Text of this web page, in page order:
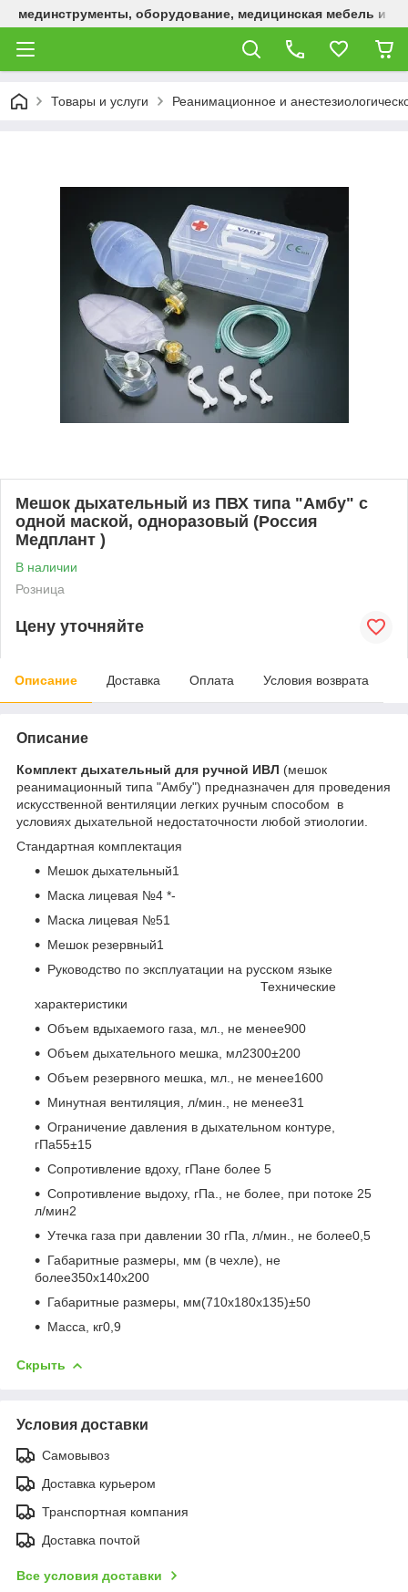
мединструменты, оборудование, медицинская мебель и
Товары и услуги Реанимационное и
Мешок дыхательный из ПВХ типа "Амбу" с
одной маской, одноразовый (Россия
Медплант )
В наличии
Розница
Цену уточняйте
Описание Доставка Оплата Условия возврата
Описание
Комплект дыхательный для ручной ИВЛ (мешок
реанимационный типа "Амбу") предназначен для проведения
искусственной вентиляции легких ручным способом в
условиях дыхательной недостаточности любой этиологии.
Стандартная комплектация
Мешок дыхательный1
Маска лицевая №4 *-
Маска лицевая №51
Мешок резервный1
Руководство по эксплуатации на русском языке
Технические
характеристики
Объем вдыхаемого газа, мл., не менее900
Объем дыхательного мешка, мл2300±200
Объем резервного мешка, мл., не менее1600
Минутная вентиляция, л/мин., не менее31
Ограничение давления в дыхательном контуре,
гПа55±15
Сопротивление вдоху, гПане более 5
Сопротивление выдоху, гПа., не более, при потоке 25
л/мин2
Утечка газа при давлении 30 гПа, л/мин., не более0,5
Габаритные размеры, мм (в чехле), не
более350х140х200
Габаритные размеры, мм(710х180х135)±50
Масса, кг0,9
Скрыть
Условия доставки
Самовывоз
Доставка курьером
Транспортная компания
Доставка почтой
Все условия доставки